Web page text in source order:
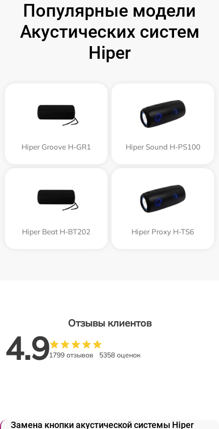
Популярные модели
Акустических систем
Hiper
Hiper Groove H-GR1 Hiper Sound H-PS100
Hiper Beat H-BT202 Hiper Proxy H-TS6
Отзывы клиентов
4.91799 отзывов 5358 оценок
Замена кнопки акустической системы Hiper